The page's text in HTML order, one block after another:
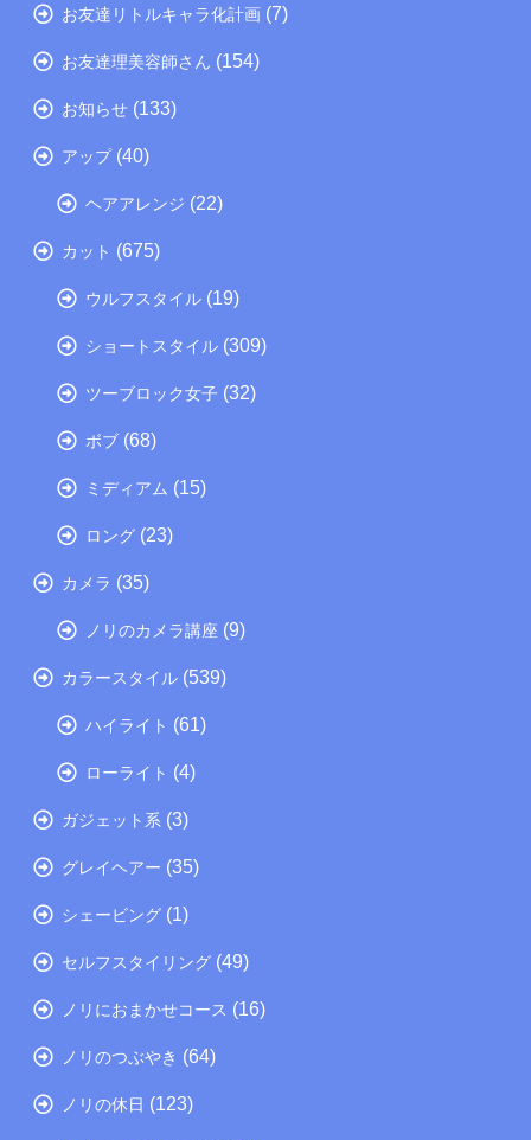
お友達リトルキャラ化計画 (7)
お友達理美容師さん (154)
お知らせ (133)
アップ(40)
ヘアアレンジ (22)
カット (675)
ウルフスタイル (19)
ショートスタイル (309)
ツーブロック女子 (32)
ボブ (68)
ミディアム (15)
ロング (23)
カメラ (35)
ノリのカメラ講座 (9)
カラースタイル (539)
ハイライト (61)
ローライト (4)
ガジェット系 (3)
グレイヘアー (35)
シェービング (1)
セルフスタイリング (49)
ノリにおまかせコース (16)
ノリのつぶやき (64)
ノリの休日 (123)